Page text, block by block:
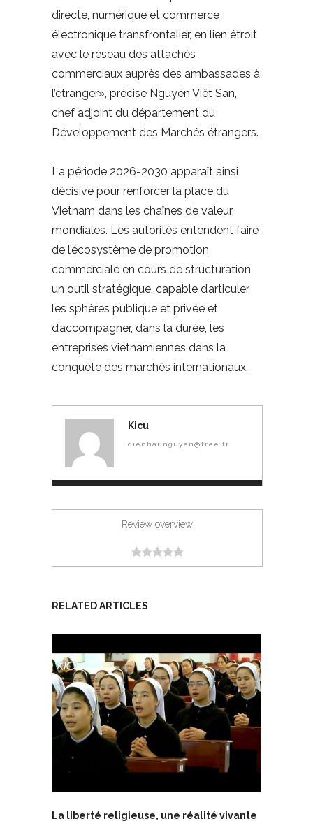
directe, numérique et commerce
électronique transfrontalier, en lien étroit
avec le réseau des attachés
commerciaux auprès des ambassades à
l’étranger», précise Nguyên Viêt San,
chef adjoint du département du
Développement des Marchés étrangers.
La période 2026-2030 apparaît ainsi
décisive pour renforcer la place du
Vietnam dans les chaînes de valeur
mondiales. Les autorités entendent faire
de l’écosystème de promotion
commerciale en cours de structuration
un outil stratégique, capable d’articuler
les sphères publique et privée et
d’accompagner, dans la durée, les
entreprises vietnamiennes dans la
conquête des marchés internationaux.
Kicu
dienhai.nguyen@free.fr
Review overview
RELATED ARTICLES
La liberté religieuse, une réalité vivante